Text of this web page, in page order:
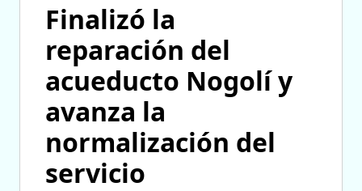
Finalizó la
reparación del
acueducto Nogolí y
avanza la
normalización del
servicio